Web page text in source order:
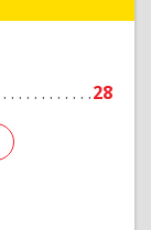
28
Подробнее